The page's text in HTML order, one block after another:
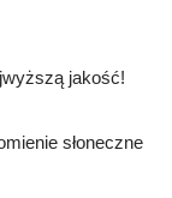
jakość!
słoneczne